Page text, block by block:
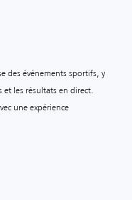
des événements sportifs, y
et les résultats en direct.
une expérience